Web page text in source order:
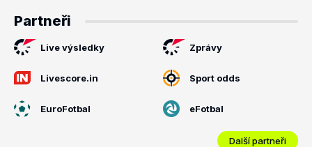
Partneři
Live výsledky Zprávy
Livescore.in Sport odds
EuroFotbal eFotbal
Další partneři